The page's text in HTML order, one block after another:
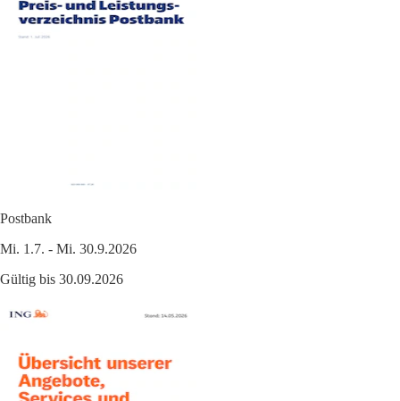
Postbank
Mi. 1.7. - Mi. 30.9.2026
Gültig bis 30.09.2026